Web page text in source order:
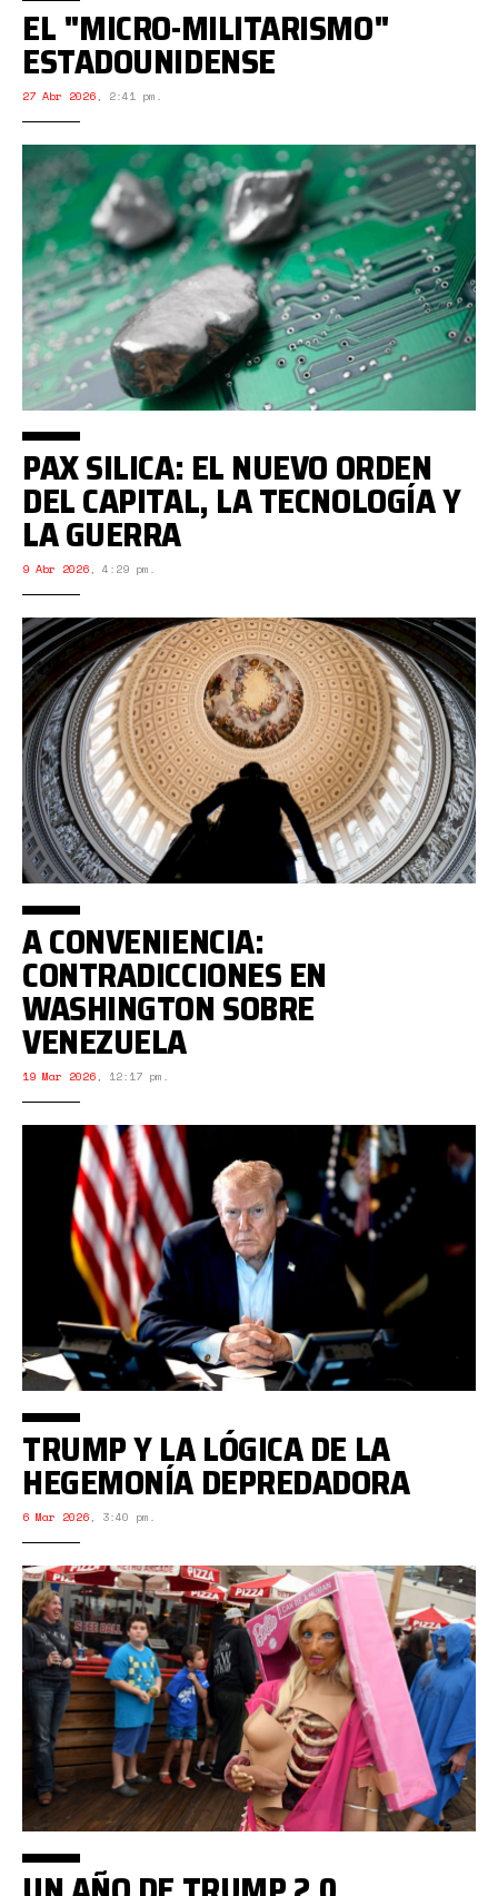
EL "MICRO-MILITARISMO"
ESTADOUNIDENSE
27 Abr 2026, 2:41 pm.
PAX SILICA: EL NUEVO ORDEN
DEL CAPITAL, LA TECNOLOGÍA Y
LA GUERRA
9 Abr 2026, 4:29 pm.
A CONVENIENCIA:
CONTRADICCIONES EN
WASHINGTON SOBRE
VENEZUELA
19 Mar 2026, 12:17 pm.
TRUMP Y LA LÓGICA DE LA
HEGEMONÍA DEPREDADORA
6 Mar 2026, 3:40 pm.